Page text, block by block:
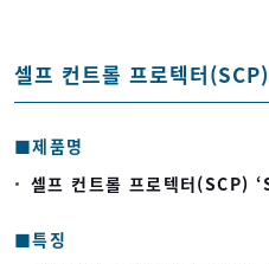
셀프 컨트롤 프로텍터
■제품명
셀프 컨트롤 프로텍터(SCP)
■특징